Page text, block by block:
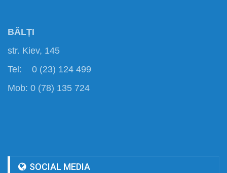
BĂLȚI
str. Kiev, 145
Tel: 0 (23) 124 499
Mob: 0 (78) 135 724
SOCIAL MEDIA